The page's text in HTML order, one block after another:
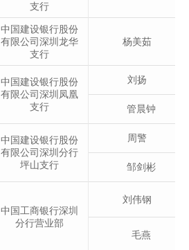
支行
中国建设银行股份
有限公司深圳龙华
支行
杨美茹
中国建设银行股份
有限公司深圳凤凰
支行
刘扬
管晨钟
中国建设银行股份
有限公司深圳分行
坪山支行
周警
邹剑彬
中国工商银行深圳
分行营业部
刘伟钢
毛燕